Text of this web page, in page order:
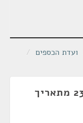
ועדת הכספים /
ישיבת ועדה של הכנסת ה-23 מתאריך